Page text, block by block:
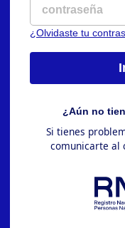
¿Olvidaste tu
¿Aún no
Si tienes
comunicarte al